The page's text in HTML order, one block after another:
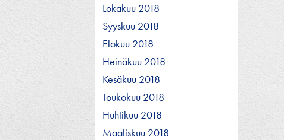
Lokakuu 2018
Syyskuu 2018
Elokuu 2018
Heinäkuu 2018
Kesäkuu 2018
Toukokuu 2018
Huhtikuu 2018
Maaliskuu 2018